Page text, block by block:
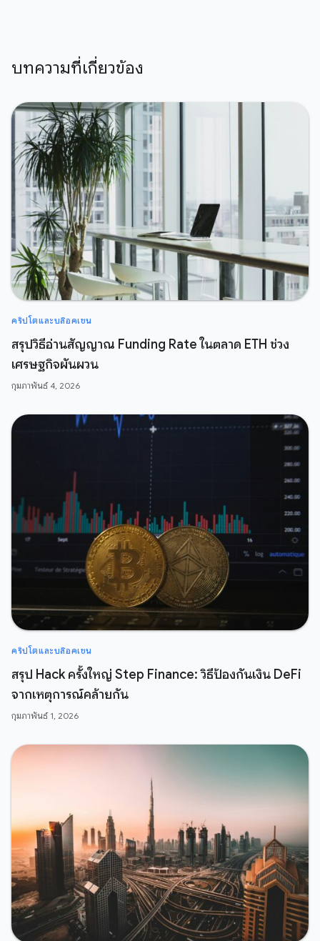
บทความที่เกี่ยวข้อง
คริปโตและบล๊อคเชน
สรุปวิธีอ่านสัญญาณ Funding Rate ในตลาด ETH ช่วง
เศรษฐกิจผันผวน
กุมภาพันธ์ 4, 2026
คริปโตและบล๊อคเชน
สรุป Hack ครั้งใหญ่ Step Finance: วิธีป้องกันเงิน DeFi
จากเหตุการณ์คล้ายกัน
กุมภาพันธ์ 1, 2026